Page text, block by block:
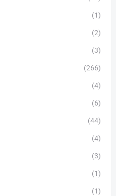
(1)
(2)
(3)
(266)
(4)
(6)
(44)
(4)
(3)
(1)
(1)